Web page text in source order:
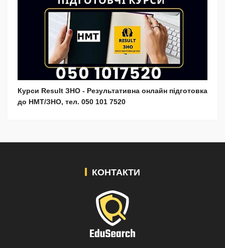
Курси Result ЗНО - Результативна онлайн підготовка
до НМТ/ЗНО, тел. 050 101 7520
КОНТАКТИ